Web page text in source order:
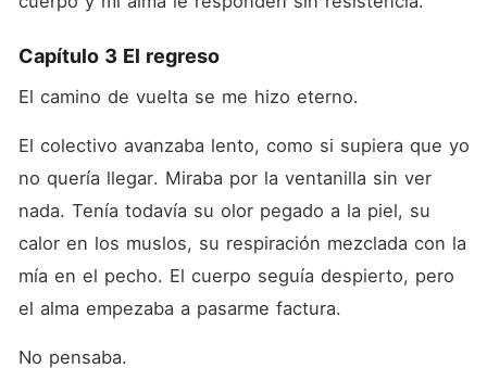
Capítulo 3 El regreso
El camino de vuelta se me hizo eterno.
El colectivo avanzaba lento, como si supiera que yo
no quería llegar. Miraba por la ventanilla sin ver
nada. Tenía todavía su olor pegado a la piel, su
calor en los muslos, su respiración mezclada con la
mía en el pecho. El cuerpo seguía despierto, pero
el alma empezaba a pasarme factura.
No pensaba.